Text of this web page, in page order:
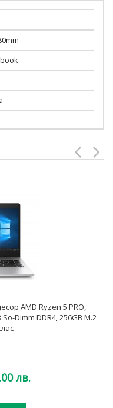
AMD Ryzen 5 PRO,
Dimm DDR4, 256GB M.2
лв.